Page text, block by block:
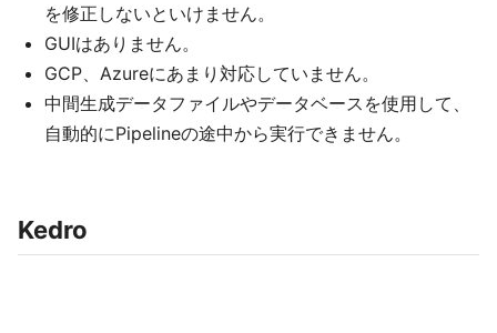
を修正しないといけません。
GUIはありません。
GCP、Azureにあまり対応していません。
中間生成データファイルやデータベースを使用して、
自動的にPipelineの途中から実行できません。
Kedro